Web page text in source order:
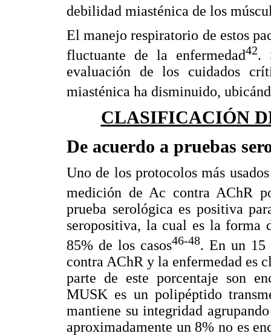
debilidad miasténica de los
El manejo respiratorio de estos
fluctuante de la enfermedad42.
evaluación de los cuidados
miasténica ha disminuido,
CLASIFICACIÓN
De acuerdo a pruebas
Uno de los protocolos más
medición de Ac contra AChR
prueba serológica es positiva
seropositiva, la cual es la forma
85% de los casos46-48. En un 15
contra AChR y la enfermedad es
parte de este porcentaje son
MUSK es un polipéptido
mantiene su integridad
aproximadamente un 8% no es